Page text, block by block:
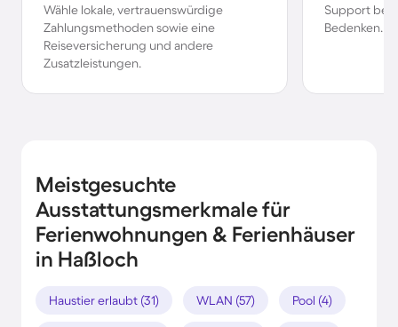
Wähle lokale, vertrauenswürdige
Zahlungsmethoden sowie eine
Reiseversicherung und andere
Zusatzleistungen.
Support bei
Bedenken.
Meistgesuchte
Ausstattungsmerkmale für
Ferienwohnungen & Ferienhäuser
in Haßloch
Haustier erlaubt (31) WLAN (57) Pool (4)